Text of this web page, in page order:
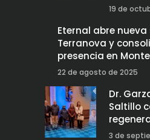
19 de
Eternal abre
Terranova y
presencia en
22 de agosto de 2025
Dr.
Saltillo
3 de